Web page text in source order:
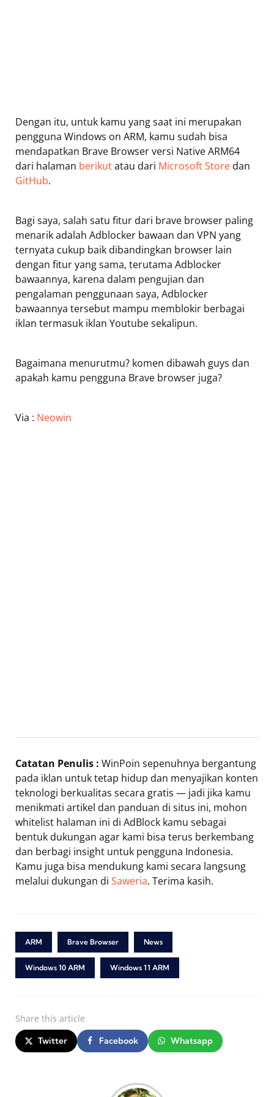
Dengan itu, untuk kamu yang saat ini merupakan
pengguna Windows on ARM, kamu sudah bisa
mendapatkan Brave Browser versi Native ARM64
dari halaman berikutatau dari Microsoft Store dan
GitHub.
Bagi saya, salah satu fitur dari brave browser paling
menarik adalah Adblocker bawaan dan VPN yang
ternyata cukup baik dibandingkan browser lain
dengan fitur yang sama, terutama Adblocker
bawaannya, karena dalam pengujian dan
pengalaman penggunaan saya, Adblocker
bawaannya tersebut mampu memblokir berbagai
iklan termasuk iklan Youtube sekalipun.
Bagaimana menurutmu? komen dibawah guys dan
apakah kamu pengguna Brave browser juga?
Via : Neowin
Catatan Penulis : WinPoin sepenuhnya bergantung
pada iklan untuk tetap hidup dan menyajikan konten
teknologi berkualitas secara gratis — jadi jika kamu
menikmati artikel dan panduan di situs ini, mohon
whitelist halaman ini di AdBlock kamu sebagai
bentuk dukungan agar kami bisa terus berkembang
dan berbagi insight untuk pengguna Indonesia.
Kamu juga bisa mendukung kami secara langsung
melalui dukungan di Saweria. Terima kasih.
ARM Brave Browser News
Windows 10 ARM Windows 11 ARM
Share this article
Twitter Facebook Whatsapp